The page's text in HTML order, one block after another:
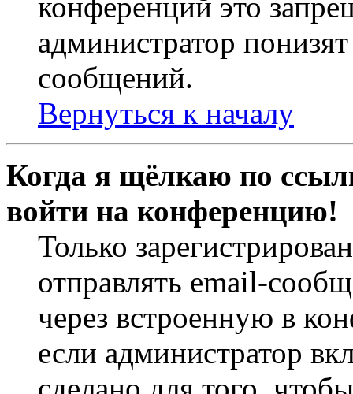
конференций это
администратор
сообщений.
Вернуться к началу
Когда я щёлкаю по
войти на конференцию!
Только
отправлять email-
через встроенную в
если администратор